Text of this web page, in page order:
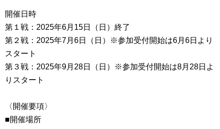
開催日時
第１戦：2025年6月15日（日）終了
第２戦：2025年7月6日（日）※参加受付開始は6月6日より
スタート
第３戦：2025年9月28日（日）※参加受付開始は8月28日よ
りスタート
〈開催要項〉
■開催場所